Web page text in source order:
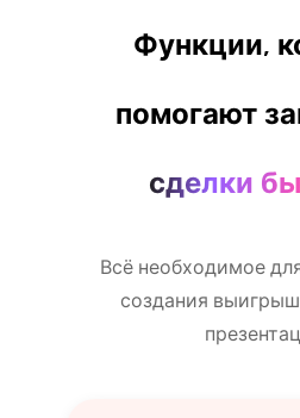
Функции,
помогают
сделки
Всё необходимое
создания